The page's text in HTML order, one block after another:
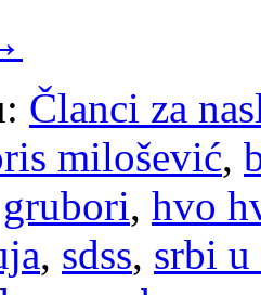
Članci za
milošević,
grubori, hvo
, sdss, srbi u